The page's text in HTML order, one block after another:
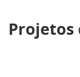
Projetos